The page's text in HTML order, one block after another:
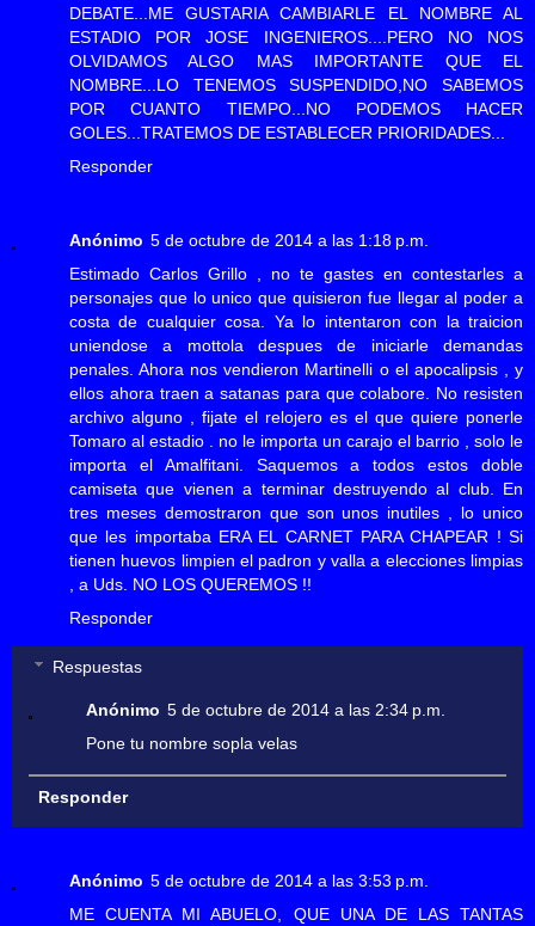
DEBATE...ME GUSTARIA CAMBIARLE EL NOMBRE AL
ESTADIO POR JOSE INGENIEROS....PERO NO NOS
OLVIDAMOS ALGO MAS IMPORTANTE QUE EL
NOMBRE...LO TENEMOS SUSPENDIDO,NO SABEMOS
POR CUANTO TIEMPO...NO PODEMOS HACER
GOLES...TRATEMOS DE ESTABLECER PRIORIDADES...
Responder
Anónimo 5 de octubre de 2014 a las 1:18 p.m.
Estimado Carlos Grillo , no te gastes en contestarles a
personajes que lo unico que quisieron fue llegar al poder a
costa de cualquier cosa. Ya lo intentaron con la traicion
uniendose a mottola despues de iniciarle demandas
penales. Ahora nos vendieron Martinelli o el apocalipsis , y
ellos ahora traen a satanas para que colabore. No resisten
archivo alguno , fijate el relojero es el que quiere ponerle
Tomaro al estadio . no le importa un carajo el barrio , solo le
importa el Amalfitani. Saquemos a todos estos doble
camiseta que vienen a terminar destruyendo al club. En
tres meses demostraron que son unos inutiles , lo unico
que les importaba ERA EL CARNET PARA CHAPEAR ! Si
tienen huevos limpien el padron y valla a elecciones limpias
, a Uds. NO LOS QUEREMOS !!
Responder
Respuestas
Anónimo 5 de octubre de 2014 a las 2:34 p.m.
Pone tu nombre sopla velas
Responder
Anónimo 5 de octubre de 2014 a las 3:53 p.m.
ME CUENTA MI ABUELO, QUE UNA DE LAS TANTAS